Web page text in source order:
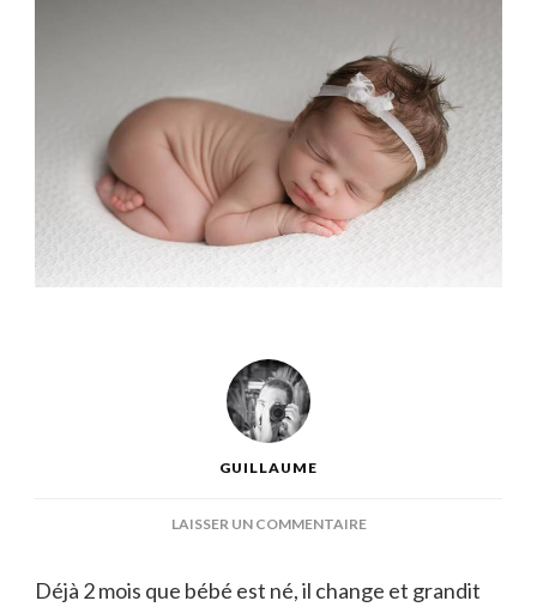
GUILLAUME
LAISSER UN COMMENTAIRESUR
POUR
Déjà 2 mois que bébé est né, il change et grandit